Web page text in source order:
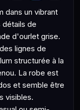
dans un vibrant
de
d'ourlet grise.
lignes de
structurée à la
La robe est
et semble être
visibles.